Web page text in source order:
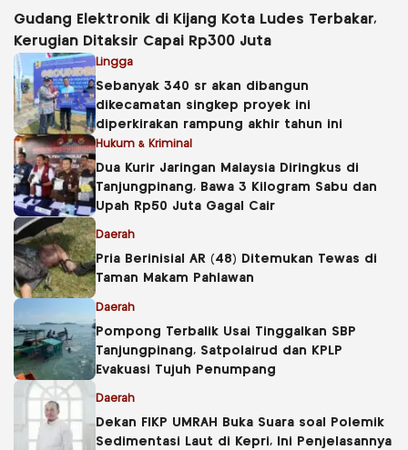
Gudang Elektronik di Kijang Kota Ludes Terbakar,
Kerugian Ditaksir Capai Rp300 Juta
Lingga
Sebanyak 340 sr akan dibangun
dikecamatan singkep proyek ini
diperkirakan rampung akhir tahun ini
Hukum & Kriminal
Dua Kurir Jaringan Malaysia Diringkus di
Tanjungpinang, Bawa 3 Kilogram Sabu dan
Upah Rp50 Juta Gagal Cair
Daerah
Pria Berinisial AR (48) Ditemukan Tewas di
Taman Makam Pahlawan
Daerah
Pompong Terbalik Usai Tinggalkan SBP
Tanjungpinang, Satpolairud dan KPLP
Evakuasi Tujuh Penumpang
Daerah
Dekan FIKP UMRAH Buka Suara soal Polemik
Sedimentasi Laut di Kepri, Ini Penjelasannya